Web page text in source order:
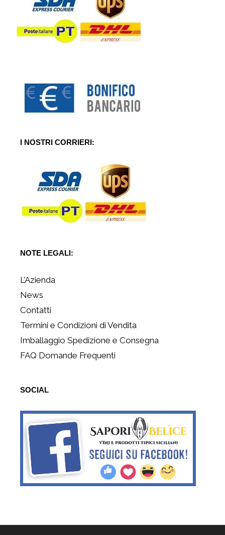
I NOSTRI CORRIERI:
NOTE LEGALI:
L’Azienda
News
Contatti
Termini e Condizioni di Vendita
Imballaggio Spedizione e Consegna
FAQ Domande Frequenti
SOCIAL